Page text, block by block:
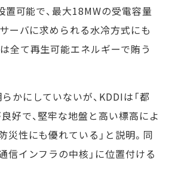
可能で、最大18MWの受電容量
ーバに求められる水冷方式にも
全て再生可能エネルギーで賄う
かにしていないが、KDDIは「都
好で、堅牢な地盤と高い標高によ
災性にも優れている」と説明。同
信インフラの中核」に位置付ける